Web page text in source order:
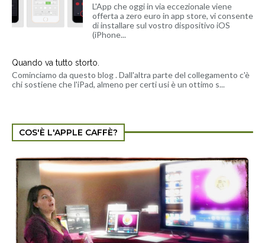
L'App che oggi in via eccezionale viene
offerta a zero euro in app store, vi consente
di installare sul vostro dispositivo iOS
(iPhone...
Quando va tutto storto.
Cominciamo da questo blog . Dall'altra parte del collegamento c'è
chi sostiene che l'iPad, almeno per certi usi è un ottimo s...
COS'È L'APPLE CAFFÈ?